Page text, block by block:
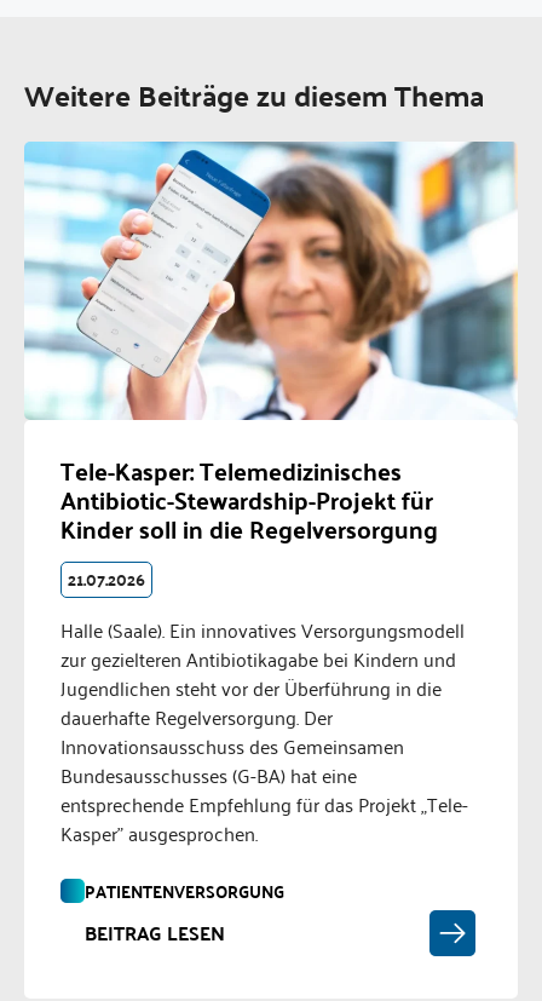
Weitere Beiträge zu diesem Thema
Tele-Kasper: Telemedizinisches
Antibiotic-Stewardship-Projekt für
Kinder soll in die Regelversorgung
21.07.2026
Halle (Saale). Ein innovatives Versorgungsmodell
zur gezielteren Antibiotikagabe bei Kindern und
Jugendlichen steht vor der Überführung in die
dauerhafte Regelversorgung. Der
Innovationsausschuss des Gemeinsamen
Bundesausschusses (G-BA) hat eine
entsprechende Empfehlung für das Projekt „Tele-
Kasper" ausgesprochen.
PATIENTENVERSORGUNG
BEITRAG LESEN